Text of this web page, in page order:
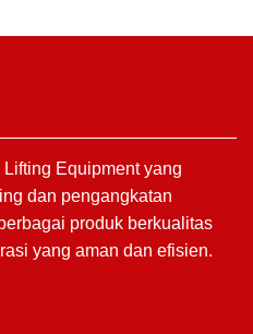
Equipment yang
dan pengangkatan
produk berkualitas
yang aman dan efisien.